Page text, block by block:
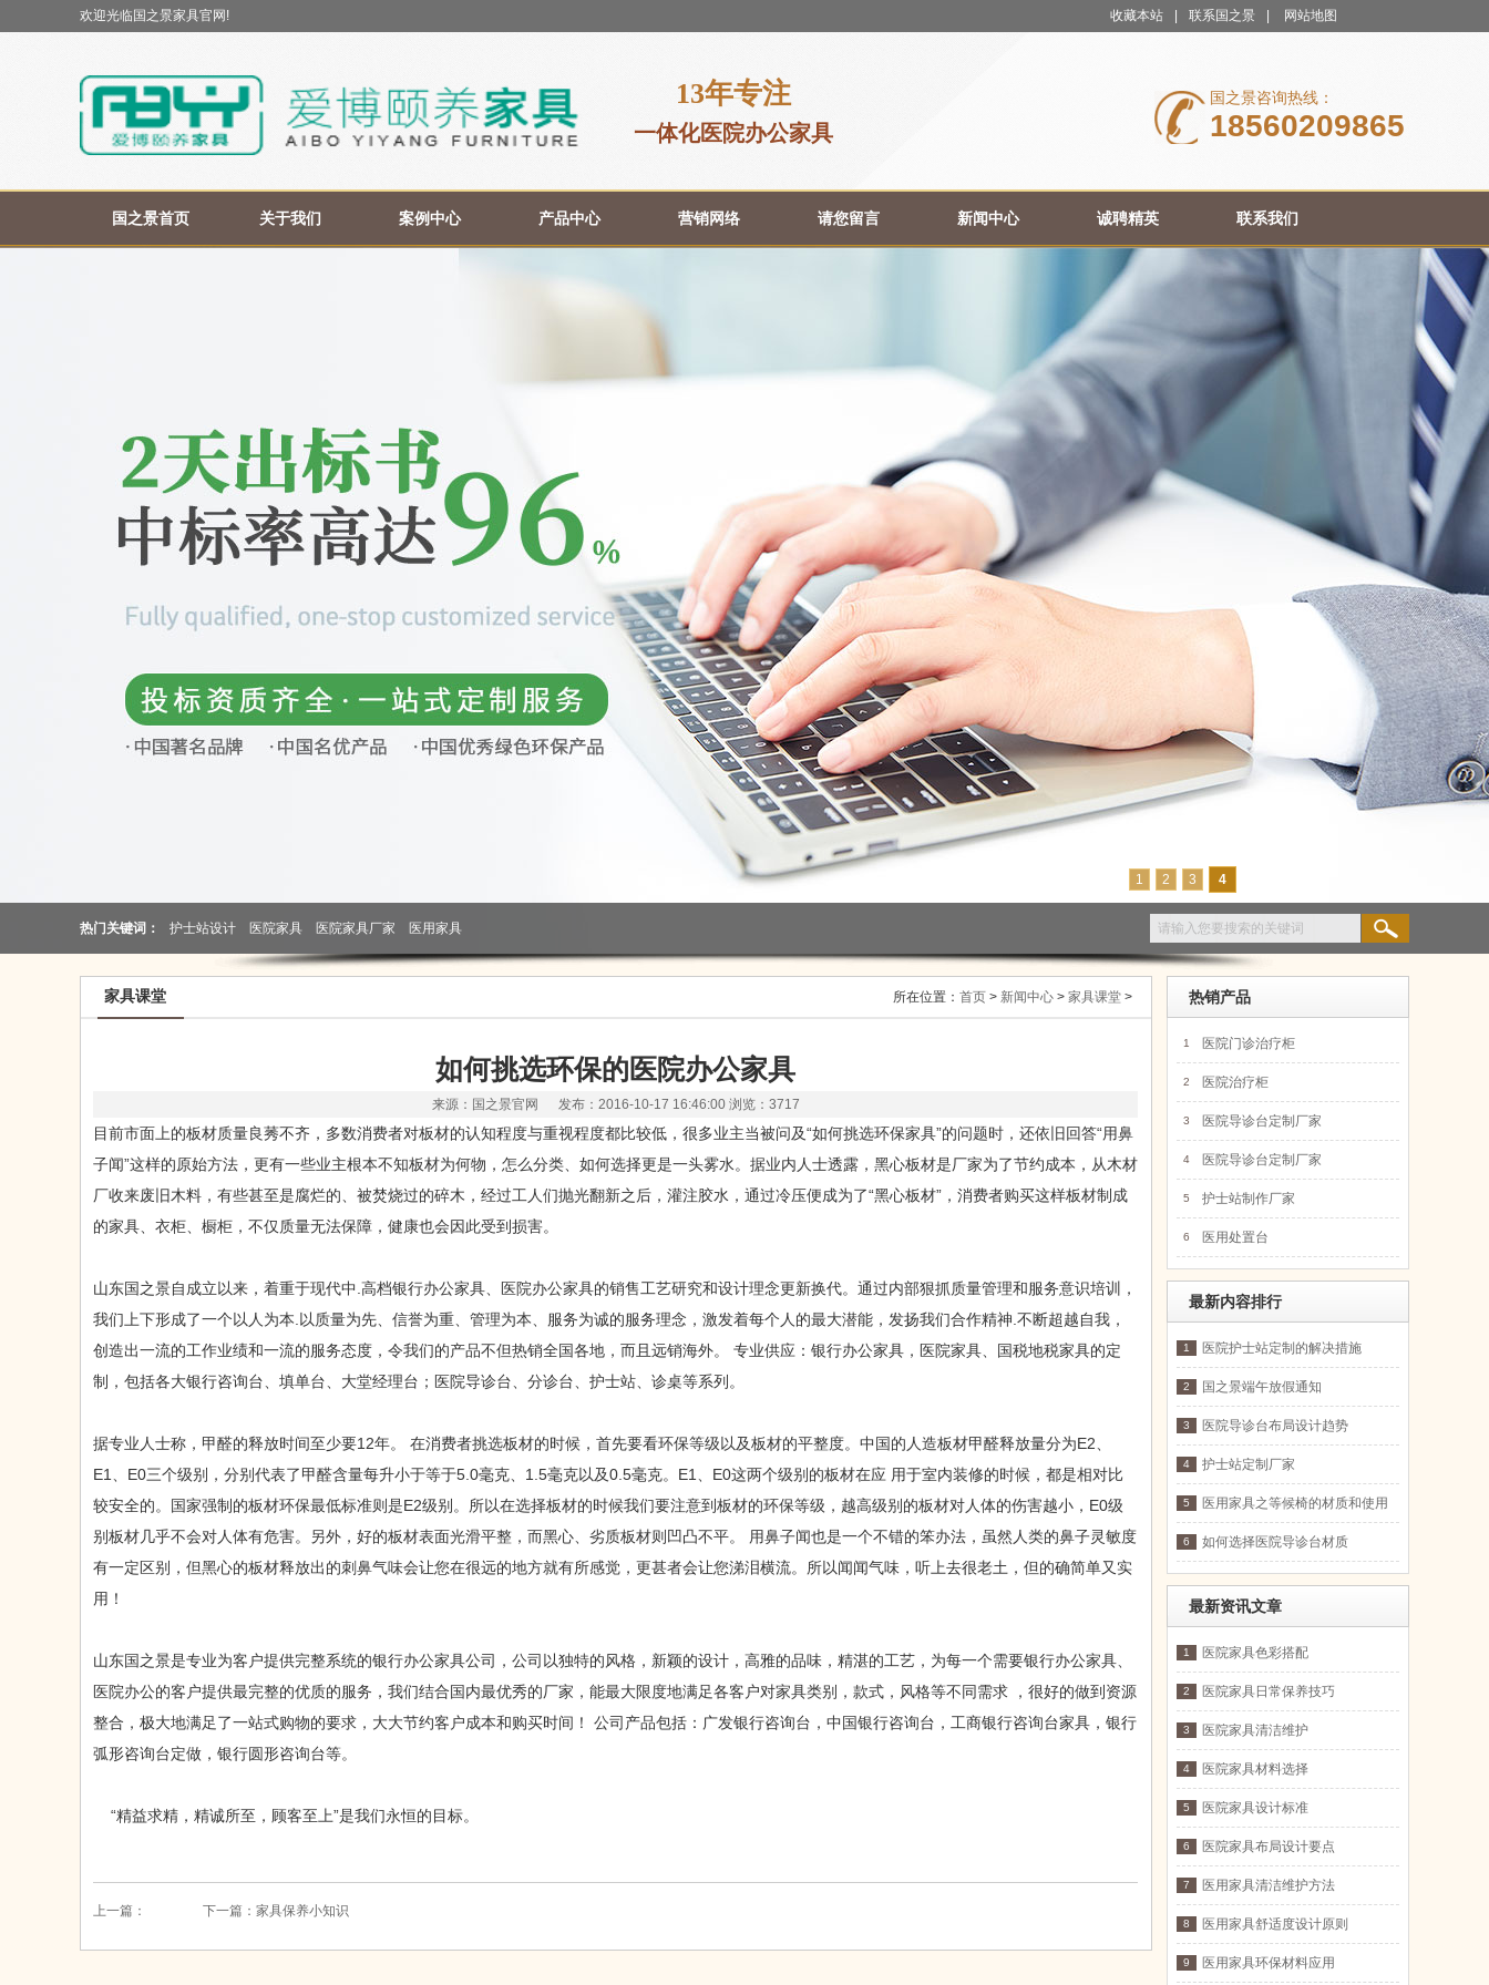
欢迎光临国之景家具官网! 收藏本站 联系国之景 网站地图
13年专注
一体化医院办公家具
国之景咨询热线：
18560209865
国之景首页 关于我们 案例中心 产品中心 营销网络 请您留言 新闻中心 诚聘精英 联系我们
1 2 3 4
热门关键词： 护士站设计 医院家具 医院家具厂家 医用家具
家具课堂 所在位置： 首页 > 新闻中心 > 家具课堂 >
如何挑选环保的医院办公家具
来源：国之景官网 发布：2016-10-17 16:46:00 浏览：3717
目前市面上的板材质量良莠不齐，多数消费者对板材的认知程度与重视程度都比较低，很多业主当被问及“如何挑选环保家具”的问题时，还依旧回答“用鼻
子闻”这样的原始方法，更有一些业主根本不知板材为何物，怎么分类、如何选择更是一头雾水。据业内人士透露，黑心板材是厂家为了节约成本，从木材
厂收来废旧木料，有些甚至是腐烂的、被焚烧过的碎木，经过工人们抛光翻新之后，灌注胶水，通过冷压便成为了“黑心板材”，消费者购买这样板材制成
的家具、衣柜、橱柜，不仅质量无法保障，健康也会因此受到损害。
山东国之景自成立以来，着重于现代中.高档银行办公家具、医院办公家具的销售工艺研究和设计理念更新换代。通过内部狠抓质量管理和服务意识培训，
我们上下形成了一个以人为本.以质量为先、信誉为重、管理为本、服务为诚的服务理念，激发着每个人的最大潜能，发扬我们合作精神.不断超越自我，
创造出一流的工作业绩和一流的服务态度，令我们的产品不但热销全国各地，而且远销海外。 专业供应：银行办公家具，医院家具、国税地税家具的定
制，包括各大银行咨询台、填单台、大堂经理台；医院导诊台、分诊台、护士站、诊桌等系列。
据专业人士称，甲醛的释放时间至少要12年。 在消费者挑选板材的时候，首先要看环保等级以及板材的平整度。中国的人造板材甲醛释放量分为E2、
E1、E0三个级别，分别代表了甲醛含量每升小于等于5.0毫克、1.5毫克以及0.5毫克。E1、E0这两个级别的板材在应 用于室内装修的时候，都是相对比
较安全的。国家强制的板材环保最低标准则是E2级别。所以在选择板材的时候我们要注意到板材的环保等级，越高级别的板材对人体的伤害越小，E0级
别板材几乎不会对人体有危害。另外，好的板材表面光滑平整，而黑心、劣质板材则凹凸不平。 用鼻子闻也是一个不错的笨办法，虽然人类的鼻子灵敏度
有一定区别，但黑心的板材释放出的刺鼻气味会让您在很远的地方就有所感觉，更甚者会让您涕泪横流。所以闻闻气味，听上去很老土，但的确简单又实
用！
山东国之景是专业为客户提供完整系统的银行办公家具公司，公司以独特的风格，新颖的设计，高雅的品味，精湛的工艺，为每一个需要银行办公家具、
医院办公的客户提供最完整的优质的服务，我们结合国内最优秀的厂家，能最大限度地满足各客户对家具类别，款式，风格等不同需求 ，很好的做到资源
整合，极大地满足了一站式购物的要求，大大节约客户成本和购买时间！ 公司产品包括：广发银行咨询台，中国银行咨询台，工商银行咨询台家具，银行
弧形咨询台定做，银行圆形咨询台等。
“精益求精，精诚所至，顾客至上”是我们永恒的目标。
上一篇： 下一篇： 家具保养小知识
热销产品
1 医院门诊治疗柜
2 医院治疗柜
3 医院导诊台定制厂家
4 医院导诊台定制厂家
5 护士站制作厂家
6 医用处置台
最新内容排行
1 医院护士站定制的解决措施
2 国之景端午放假通知
3 医院导诊台布局设计趋势
4 护士站定制厂家
5 医用家具之等候椅的材质和使用
6 如何选择医院导诊台材质
最新资讯文章
1 医院家具色彩搭配
2 医院家具日常保养技巧
3 医院家具清洁维护
4 医院家具材料选择
5 医院家具设计标准
6 医院家具布局设计要点
7 医用家具清洁维护方法
8 医用家具舒适度设计原则
9 医用家具环保材料应用